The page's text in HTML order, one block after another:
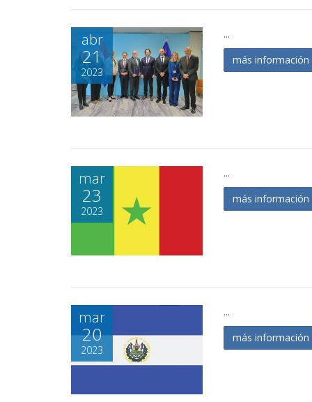
abr
21
2023
...
más información
mar
23
2023
...
más información
mar
20
2023
...
más información